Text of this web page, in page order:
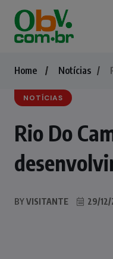
Home Notícias
NOTÍCIAS
Rio Do
BYVISITANTE 29/